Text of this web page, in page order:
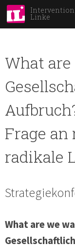
Linke
What
Frage
radikale
What are we